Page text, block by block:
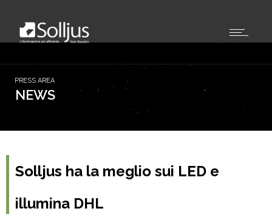
Solljus ha la meglio sui LED e
illumina DHL